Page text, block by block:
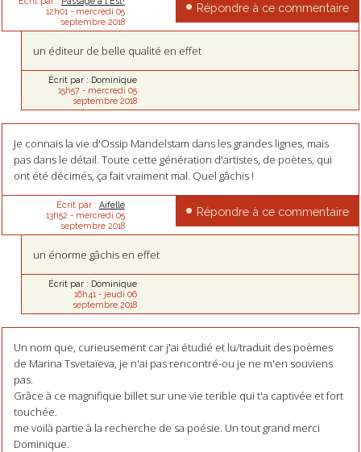
12h01 - mercredi 05
septembre 2018
Répondre à ce commentaire
un éditeur de belle qualité en effet
Écrit par : Dominique
15h57- mercredi 05
septembre 2018
Je connais la vie d'Ossip Mandelstam dans les grandes lignes, mais
pas dans le détail. Toute cette génération d'artistes, de poètes, qui
ont été décimés, ça fait vraiment mal. Quel gâchis !
Écrit par : Aifelle
13h52 - mercredi 05
septembre 2018
Répondre à ce commentaire
un énorme gâchis en effet
Écrit par : Dominique
16h41 - jeudi 06
septembre 2018
Un nom que, curieusement car j'ai étudié et lu/traduit des poèmes
de Marina Tsvetaïeva, je n'ai pas rencontré-ou je ne m'en souviens
pas.
Grâce à ce magnifique billet sur une vie terible qui t'a captivée et fort
touchée.
me voilà partie à la recherche de sa poésie. Un tout grand merci
Dominique.